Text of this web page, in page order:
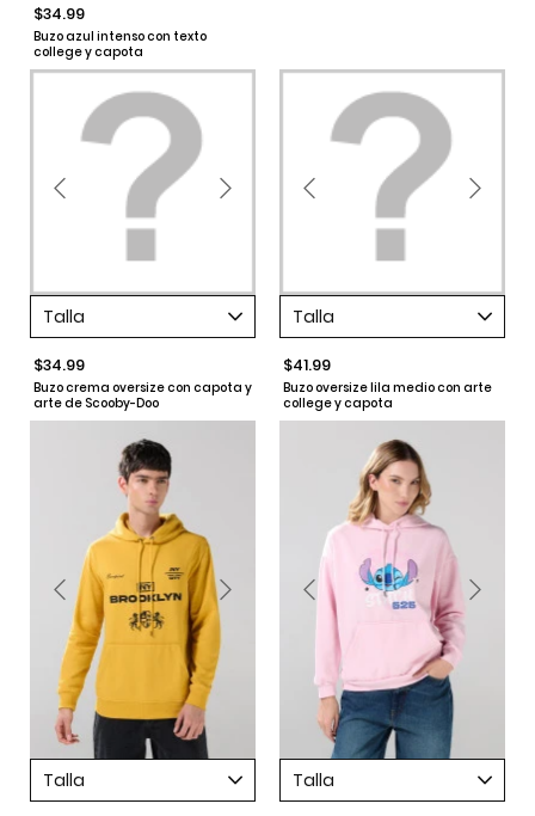
$34.99
Buzo azul intenso con texto
college y capota
Talla
$34.99
Buzo crema oversize con capota y
arte de Scooby-Doo
Talla
$41.99
Buzo oversize lila medio con arte
college y capota
Talla Talla